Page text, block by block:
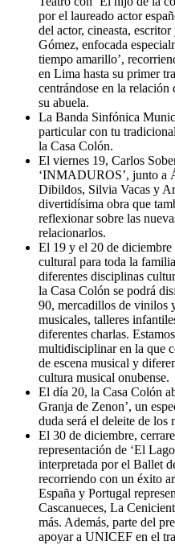
por el laureado actor
del actor, cineasta,
Gómez, enfocada
tiempo amarillo’,
en Lima hasta su primer
centrándose en la
su abuela.
La Banda Sinfónica
particular con tu
la Casa Colón.
El viernes 19, Carlos
‘INMADUROS’, junto a
Dibildos, Silvia Vacas y
divertidísima obra que
reflexionar sobre las
relacionarlos.
El 19 y el 20 de diciembre
cultural para toda la
diferentes disciplinas
la Casa Colón se podrá
90, mercadillos de vinilos
musicales, talleres
diferentes charlas.
multidisciplinar en la que
de escena musical y
cultura musical onubense.
El día 20, la Casa Colón
Granja de Zenon’, un
duda será el deleite de los
El 30 de diciembre,
representación de ‘El
interpretada por el Ballet
recorriendo con un éxito
España y Portugal
Cascanueces, La
más. Además, parte del
apoyar a UNICEF en el